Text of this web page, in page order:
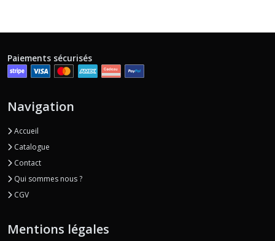
Paiements sécurisés
Navigation
Accueil
Catalogue
Contact
Qui sommes nous ?
CGV
Mentions légales